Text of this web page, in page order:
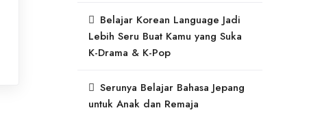
Belajar Korean Language Jadi
Lebih Seru Buat Kamu yang Suka
K-Drama & K-Pop
Serunya Belajar Bahasa Jepang
untuk Anak dan Remaja